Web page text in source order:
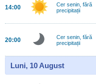
14:00
Cer senin, fără
precipitații
20:00
Cer senin, fără
precipitații
Luni, 10 August